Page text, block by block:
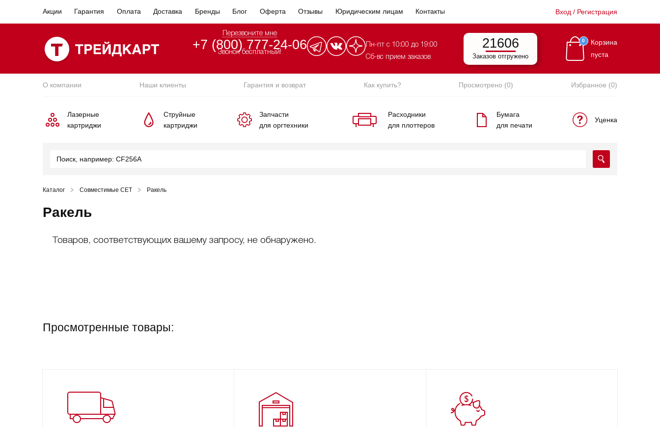
Акции Гарантия Оплата Доставка Бренды Блог Оферта Отзывы Юридическим лицам Контакты Вход / Регистрация
Перезвоните мне
+7 (800) 777-24-06
Звонок бесплатный!
Пн-пт с 10:00 до 19:00
Сб-вс прием заказов
21606
Заказов отгружено
0
Корзина
пуста
О компании Наши клиенты Гарантия и возврат Как купить? Просмотрено (0) Избранное (0)
Лазерные
картриджи
Струйные
картриджи
Запчасти
для оргтехники
Расходники
для плоттеров
Бумага
для печати
Уценка
Каталог Совместимые CET Ракель
Ракель
Товаров, соответствующих вашему запросу, не обнаружено.
Просмотренные товары: